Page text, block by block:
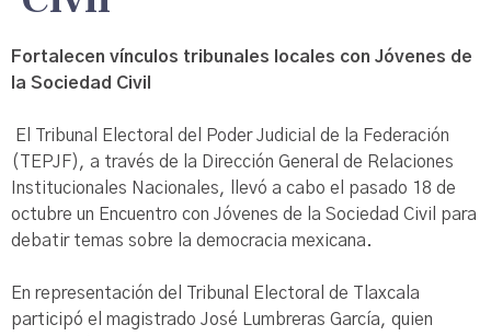
Fortalecen vínculos tribunales locales con Jóvenes de
la Sociedad Civil
El Tribunal Electoral del Poder Judicial de la Federación
(TEPJF), a través de la Dirección General de Relaciones
Institucionales Nacionales, llevó a cabo el pasado 18 de
octubre un Encuentro con Jóvenes de la Sociedad Civil para
debatir temas sobre la democracia mexicana.
En representación del Tribunal Electoral de Tlaxcala
participó el magistrado José Lumbreras García, quien